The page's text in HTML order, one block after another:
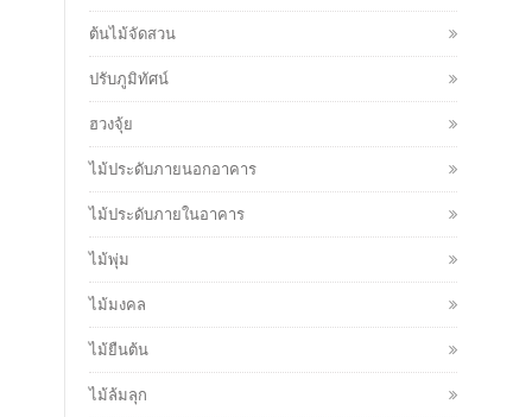
ต้นไม้จัดสวน
ปรับภูมิทัศน์
ฮวงจุ้ย
ไม้ประดับภายนอกอาคาร
ไม้ประดับภายในอาคาร
ไม้พุ่ม
ไม้มงคล
ไม้ยืนต้น
ไม้ล้มลุก